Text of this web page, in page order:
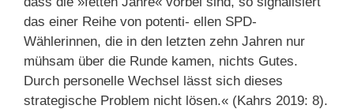
das einer Reihe von potenti- ellen SPD-
Wählerinnen, die in den letzten zehn Jahren nur
mühsam über die Runde kamen, nichts Gutes.
Durch personelle Wechsel lässt sich dieses
strategische Problem nicht lösen.« (Kahrs 2019: 8).